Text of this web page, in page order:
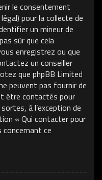
le consentement
pour la collecte de
un mineur de
sûr que cela
enregistrez ou que
un conseiller
que phpBB Limited
peuvent pas fournir de
être contactés pour
à l’exception de
« Qui contacter pour
ce